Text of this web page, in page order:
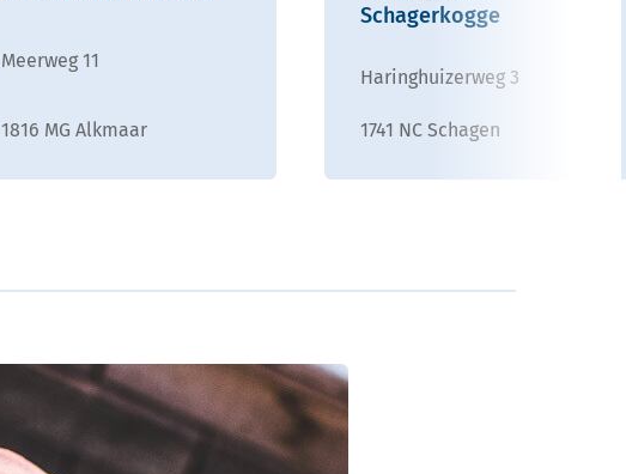
Meerweg 11
1816 MG Alkmaar
Schagerkogge
Haringhuizerweg 3
1741 NC Schagen
Volgende